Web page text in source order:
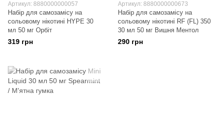
Артикул: 8880000000057
Набір для самозамісу на
сольовому нікотині HYPE 30
мл 50 мг Орбіт
319 грн
Артикул: 8880000000673
Набір для самозамісу на
сольовому нікотині RF (FL) 350
30 мл 50 мг Вишня Ментол
290 грн